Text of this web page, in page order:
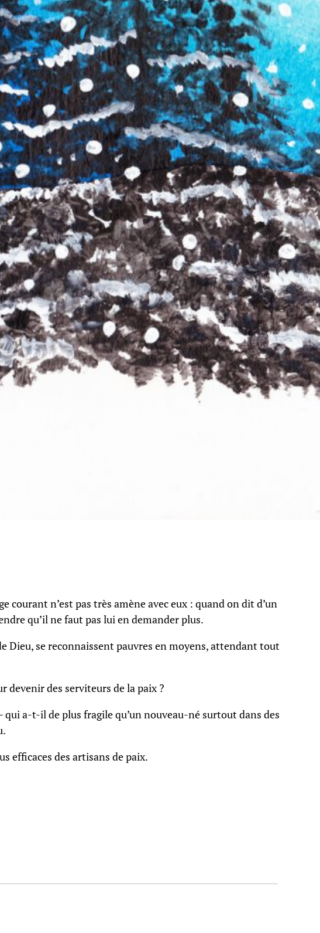
n’est pas très amène avec eux : quand on dit d’un
qu’il ne faut pas lui en demander plus.
Dieu, se reconnaissent pauvres en moyens, attendant tout
devenir des serviteurs de la paix ?
qui a-t-il de plus fragile qu’un nouveau-né surtout dans des
efficaces des artisans de paix.